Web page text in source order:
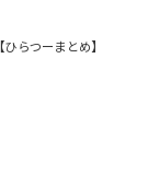
らつーまとめ】